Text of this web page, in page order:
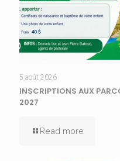
5 août 2026
INSCRIPTIONS AUX
2027
Read more